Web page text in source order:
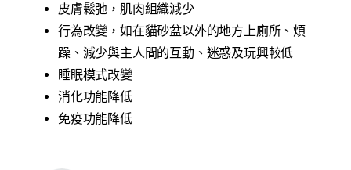
皮膚鬆弛，肌肉組織減少
行為改變，如在貓砂盆以外的地方上廁所、煩
躁、減少與主人間的互動、迷惑及玩興較低
睡眠模式改變
消化功能降低
免疫功能降低